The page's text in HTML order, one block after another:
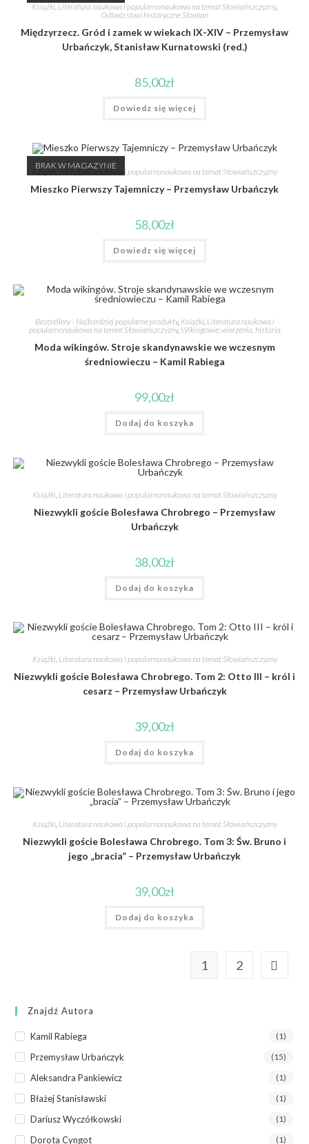
Książki Literatura naukowa i popularnonaukowa na temat Słowiańszczyzny,
Odtwórstwo historyczne Słowian
Międzyrzecz. Gród i zamek w wiekach IX-XIV – Przemysław
Urbańczyk, Stanisław Kurnatowski (red.)
85,00zł
Dowiedz się więcej
BRAK W MAGAZYNIE
Książki, Literatura naukowa i popularnonaukowa na temat Słowiańszczyzny
Mieszko Pierwszy Tajemniczy – Przemysław Urbańczyk
58,00zł
Dowiedz się więcej
Bestsellery - Najbardziej popularne produkty, Książki, Literatura naukowa i
popularnonaukowa na temat Słowiańszczyzny, Wikingowie: wierzenia, historia
Moda wikingów. Stroje skandynawskie we wczesnym
średniowieczu – Kamil Rabiega
99,00zł
Dodaj do koszyka
Książki, Literatura naukowa i popularnonaukowa na temat Słowiańszczyzny
Niezwykli goście Bolesława Chrobrego – Przemysław
Urbańczyk
38,00zł
Dodaj do koszyka
Książki, Literatura naukowa i popularnonaukowa na temat Słowiańszczyzny
Niezwykli goście Bolesława Chrobrego. Tom 2: Otto III – król i
cesarz – Przemysław Urbańczyk
39,00zł
Dodaj do koszyka
Książki, Literatura naukowa i popularnonaukowa na temat Słowiańszczyzny
Niezwykli goście Bolesława Chrobrego. Tom 3: Św. Bruno i
jego „bracia” – Przemysław Urbańczyk
39,00zł
Dodaj do koszyka
1 2
Znajdź Autora
Kamil Rabiega (1)
Przemysław Urbańczyk (15)
Aleksandra Pankiewicz (1)
Błażej Stanisławski (1)
Dariusz Wyczółkowski (1)
Dorota Cyngot (1)